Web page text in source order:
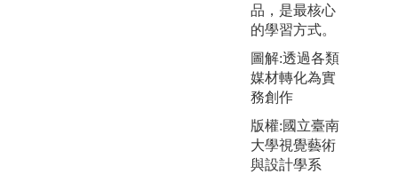
品，是最核心
的學習方式。
圖解:透過各類
媒材轉化為實
務創作
版權:國立臺南
大學視覺藝術
與設計學系